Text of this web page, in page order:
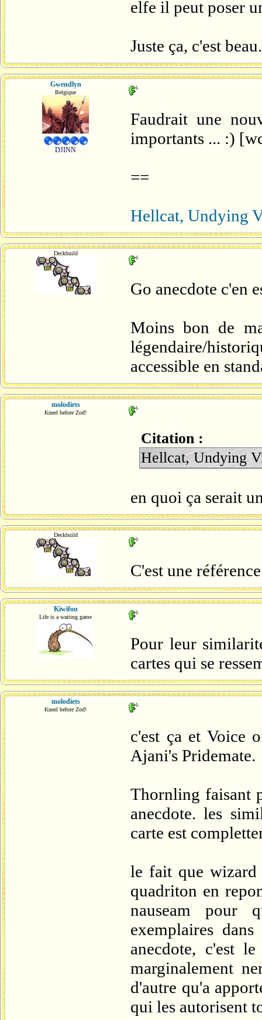
elfe il peut poser
Juste ça, c'est beau.
Gwendlyn
Belgique
DJINN
Faudrait une
importants ... :)
==
Hellcat, Undying
Deckbuild
Go anecdote c'en
Moins bon de
légendaire/
accessible en
molodiets
Kneel before Zod!
Citation :
Hellcat, Undying
en quoi ça serait
Deckbuild
C'est une
Kiwifou
Life is a waiting game
Pour leur
cartes qui se
molodiets
Kneel before Zod!
c'est ça et Voice
Ajani's Pridemate.
Thornling faisant
anecdote. les
carte est
le fait que wizard
quadriton en
nauseam pour
exemplaires
anecdote, c'est
marginalement
d'autre qu'a
qui les autorisent